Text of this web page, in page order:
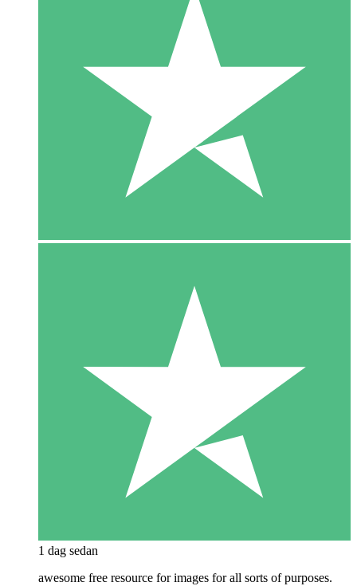
1 dag sedan
awesome free resource for images for all sorts of purposes.